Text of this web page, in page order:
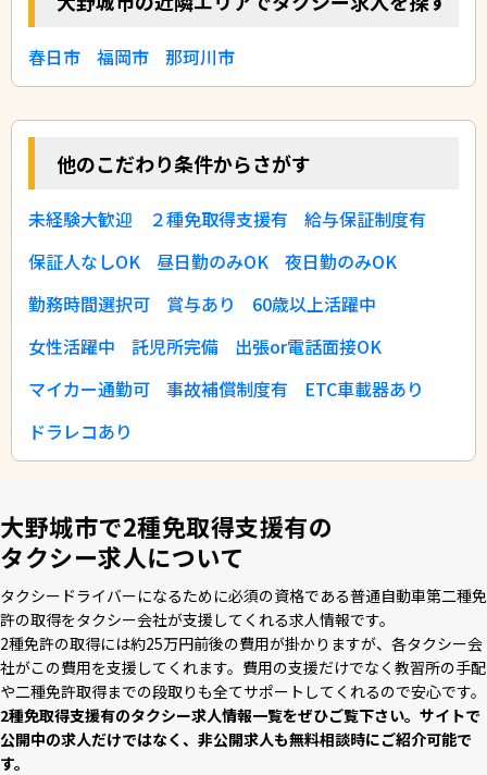
春日市 福岡市 那珂川市
他のこだわり条件からさがす
未経験大歓迎 ２種免取得支援有
給与保証制度有
保証人なしOK
昼日勤のみOK
夜日勤のみOK
勤務時間選択可
賞与あり
60歳以上活躍中
女性活躍中
託児所完備
出張or電話面接OK
マイカー通勤可
事故補償制度有
ETC車載器あり
ドラレコあり
大野城市で2種免取得支援有の
タクシー求人について
タクシードライバーになるために必須の資格である普通⾃動⾞第⼆種免
許の取得をタクシー会社が⽀援してくれる求⼈情報です。
2種免許の取得には約25万円前後の費⽤が掛かりますが、各タクシー会
社がこの費⽤を⽀援してくれます。費⽤の⽀援だけでなく教習所の⼿配
や⼆種免許取得までの段取りも全てサポートしてくれるので安⼼です。
2種免取得支援有のタクシー求⼈情報⼀覧をぜひご覧下さい。サイトで
公開中の求⼈だけではなく、⾮公開求⼈も無料相談時にご紹介可能で
す。